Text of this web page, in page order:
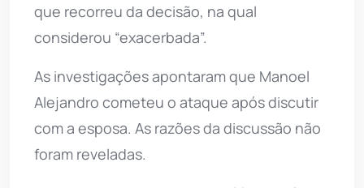
que recorreu da decisão, na qual
considerou “exacerbada”.
As investigações apontaram que Manoel
Alejandro cometeu o ataque após discutir
com a esposa. As razões da discussão não
foram reveladas.